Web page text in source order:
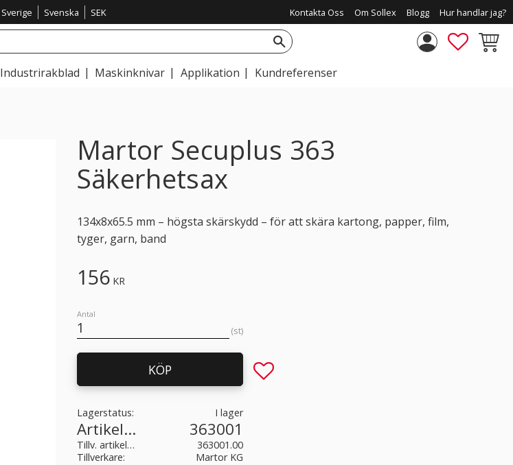
Sverige Svenska SEK Kontakta Oss Om Sollex Blogg Hur handlar jag?
Industrirakblad Maskinknivar Applikation Kundreferenser
Martor Secuplus 363
Säkerhetsax
134x8x65.5 mm – högsta skärskydd – för att skära kartong, papper, film,
tyger, garn, band
156KR
Antal
st
KÖP Lägg till i favoriter
Lagerstatus I lager
Artikelnr 363001
Tillv. artikelnr
363001.00
Tillverkare
Martor KG